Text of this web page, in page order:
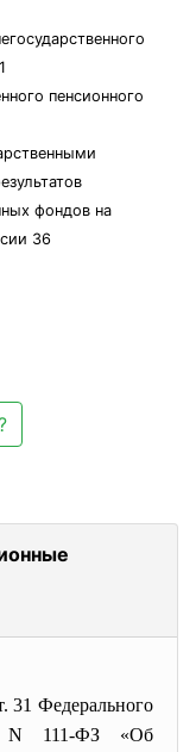
пенсионного
фондов на
36
31 Федерального
N 111-ФЗ «Об